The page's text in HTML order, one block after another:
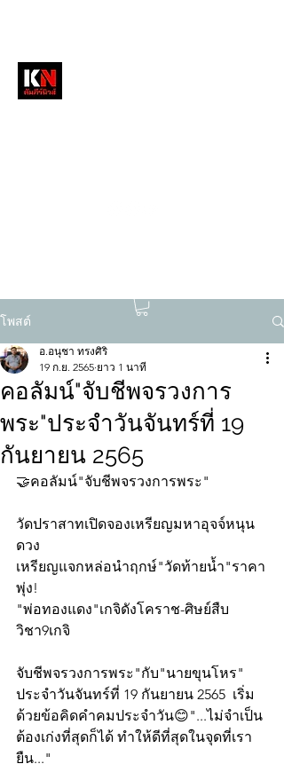
โพสต์
คอลัมน์"จับชีพจรวงการ
พระ"ประจำวันจันทร์ที่ 19
กันยายน 2565
อ.อนุชา ทรงศิริ
19 ก.ย. 2565 ยาว 1 นาที
🤝คอลัมน์"จับชีพจรวงการพระ"
วัดปราสาทเปิดจองเหรียญมหาอุจจ์หนุน
ดวง
เหรียญแจกหล่อนำฤกษ์"วัดท้ายน้ำ"ราคา
พุ่ง!
"พ่อทองแดง"เกจิดังโคราช-ศิษย์สืบ
วิชา9เกจิ
จับชีพจรวงการพระ"กับ"นายขุนโหร"
ประจำวันจันทร์ที่ 19 กันยายน 2565  เริ่ม
ด้วยข้อคิดคำคมประจำวัน😊"...ไม่จำเป็น
ต้องเก่งที่สุดก็ได้ ทำให้ดีที่สุดในจุดที่เรา
ยืน..."